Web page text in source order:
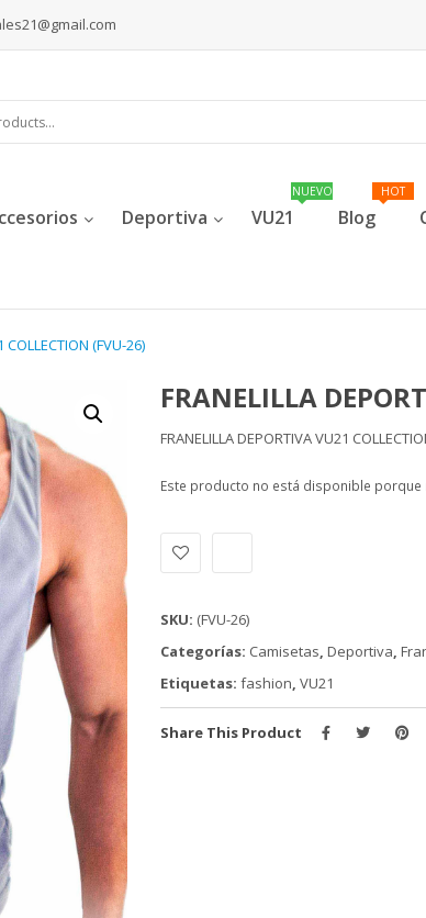
Deportiva VU21 Blog
COLLECTION (FVU-26)
FRANELILLA
FRANELILLA DEPORTIVA VU21
Este producto no está disponible porque
SKU: (FVU-26)
Categorías: Camisetas, Deportiva,
Etiquetas: fashion, VU21
Share This Product